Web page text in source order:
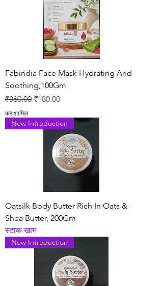
Fabindia Face Mask Hydrating And
Soothing,100Gm
नियमित मूल्य
₹360.00 बिक्री मूल्य
₹180.00
कर शामिल
New Introduction
Oatsilk Body Butter Rich In Oats &
Shea Butter, 200Gm
स्टाक खत्म
New Introduction